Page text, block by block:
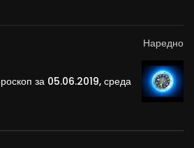
Наредно
за 05.06.2019, среда